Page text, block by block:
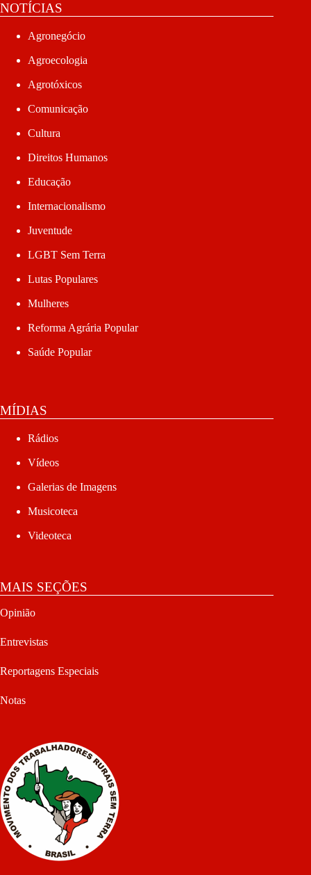
NOTÍCIAS
Agronegócio
Agroecologia
Agrotóxicos
Comunicação
Cultura
Direitos Humanos
Educação
Internacionalismo
Juventude
LGBT Sem Terra
Lutas Populares
Mulheres
Reforma Agrária Popular
Saúde Popular
MÍDIAS
Rádios
Vídeos
Galerias de Imagens
Musicoteca
Videoteca
MAIS SEÇÕES
Opinião
Entrevistas
Reportagens Especiais
Notas